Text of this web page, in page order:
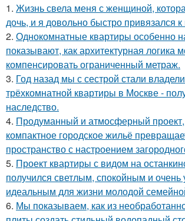
1. Жизнь свела меня с женщиной,
дочь, и я довольно быстро привязался
2. Однокомнатные квартиры особенно
показывают, как архитектурная логика
компенсировать ограниченный метраж.
3. Год назад мы с сестрой стали
трёхкомнатной квартиры в Москве -
наследство.
4. Продуманный и атмосферный
компактное городское жильё
пространство с настроением
5. Проект квартиры с видом на
получился светлым, спокойным и
идеальным для жизни молодой
6. Мы показываем, как из